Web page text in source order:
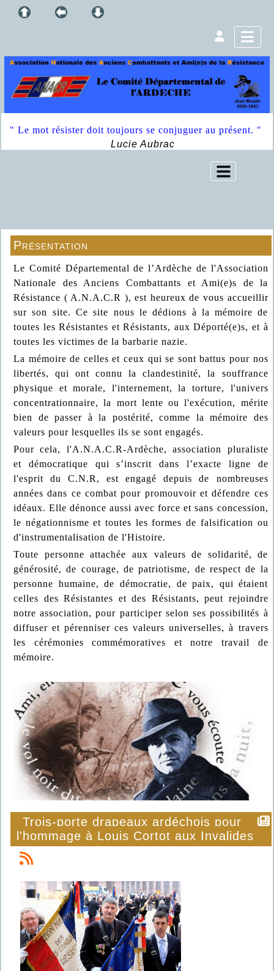
" Le mot résister doit toujours se conjuguer au présent. "
Lucie Aubrac
Présentation
Le Comité Départemental de l’Ardèche de l'Association
Nationale des Anciens Combattants et Ami(e)s de la
Résistance ( A.N.A.C.R ), est heureux de vous accueillir
sur son site. Ce site nous le dédions à la mémoire de
toutes les Résistantes et Résistants, aux Déporté(e)s, et à
toutes les victimes de la barbarie nazie.
La mémoire de celles et ceux qui se sont battus pour nos
libertés, qui ont connu la clandestinité, la souffrance
physique et morale, l'internement, la torture, l'univers
concentrationnaire, la mort lente ou l'exécution, mérite
bien de passer à la postérité, comme la mémoire des
valeurs pour lesquelles ils se sont engagés.
Pour cela, l'A.N.A.C.R-Ardèche, association pluraliste
et démocratique qui s’inscrit dans l’exacte ligne de
l'esprit du C.N.R, est engagé depuis de nombreuses
années dans ce combat pour promouvoir et défendre ces
idéaux. Elle dénonce aussi avec force et sans concession,
le négationnisme et toutes les formes de falsification ou
d'instrumentalisation de l'Histoire.
Toute personne attachée aux valeurs de solidarité, de
générosité, de courage, de patriotisme, de respect de la
personne humaine, de démocratie, de paix, qui étaient
celles des Résistantes et des Résistants, peut rejoindre
notre association, pour participer selon ses possibilités à
diffuser et pérenniser ces valeurs universelles, à travers
les cérémonies commémoratives et notre travail de
mémoire.
Trois-porte drapeaux ardéchois pour
l'hommage à Louis Cortot aux Invalides